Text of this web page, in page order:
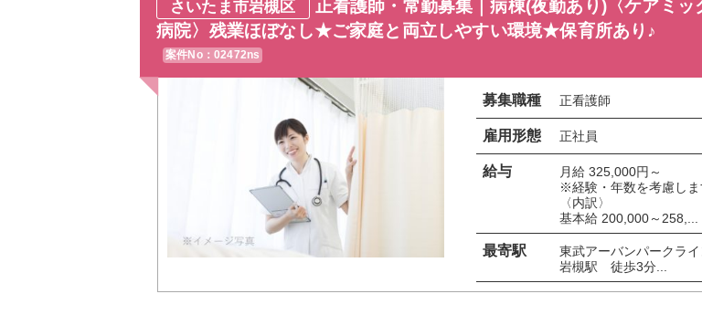
さいたま市岩槻区
正看護師・常勤募集｜病棟(夜勤あり)〈ケアミッ
病院〉残業ほぼなし★ご家庭と両立しやすい環境★保育所あり♪
案件No：02472ns
募集職種 正看護師
雇用形態 正社員
給与
月給 325,000円～
※経験・年数を考慮しま
〈内訳〉
基本給 200,000～258,...
最寄駅
東武アーバンパークラ
岩槻駅　徒歩3分...